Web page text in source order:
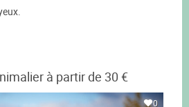
à partir de 30 €
0